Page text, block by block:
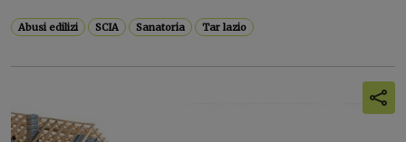
Abusi edilizi SCIA Sanatoria Tar lazio